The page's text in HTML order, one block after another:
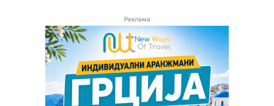
Реклама